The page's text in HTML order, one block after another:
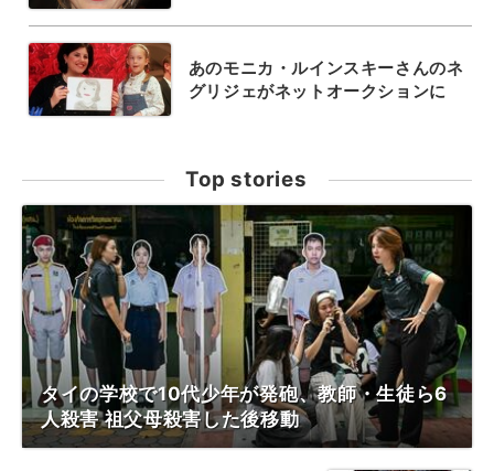
あのモニカ・ルインスキーさんのネ
グリジェがネットオークションに
Top stories
タイの学校で10代少年が発砲、教師・生徒ら6
人殺害 祖父母殺害した後移動